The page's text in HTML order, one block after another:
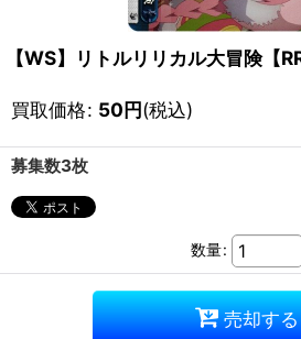
【WS】リトルリリカル大冒険【
買取価格: 50円(税込)
募集数3枚
数量:
売却する